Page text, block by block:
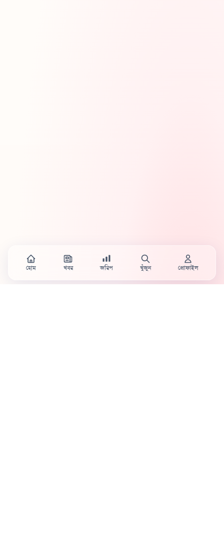
হোম খবর জরিপ খুঁজুন প্রোফাইল